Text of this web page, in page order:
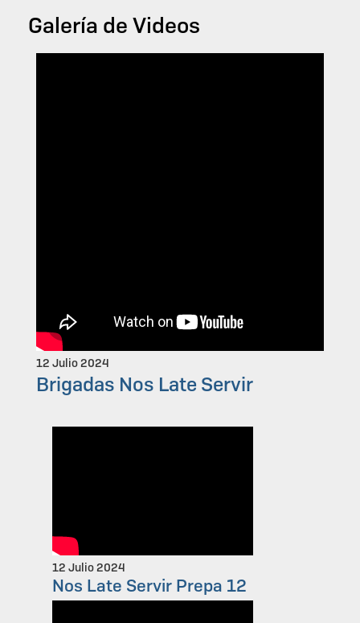
Galería de Videos
12 Julio 2024
Brigadas Nos Late Servir
12 Julio 2024
Nos Late Servir Prepa 12